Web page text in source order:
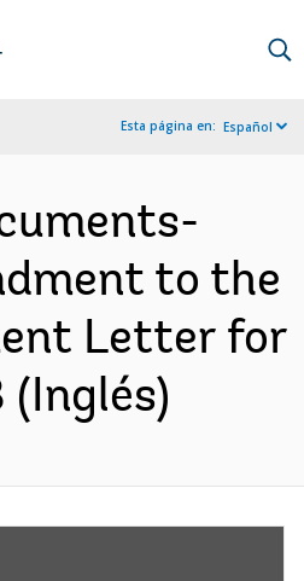
Esta página en: Español
to the
Letter for
(Inglés)